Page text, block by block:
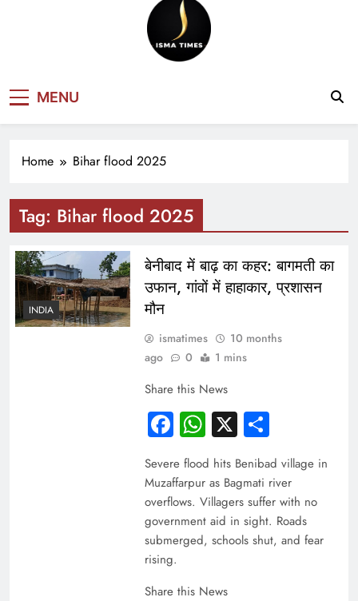
NEWS
MENU
Home Bihar flood 2025
Tag: Bihar flood 2025
INDIA
बेनीबाद में बाढ़ का कहर: बागमती का
उफान, गांवों में हाहाकार, प्रशासन
मौन
ismatimes
10 months
ago
0 1 mins
Share this News
Facebook
WhatsApp
X Share
Severe flood hits Benibad village in
Muzaffarpur as Bagmati river
overflows. Villagers suffer with no
government aid in sight. Roads
submerged, schools shut, and fear
rising.
Share this News